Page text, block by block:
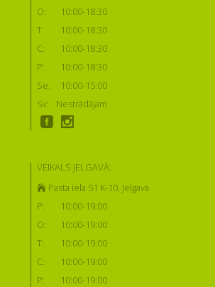
O:
10:00-18:30
T:
10:00-18:30
C:
10:00-18:30
P:
10:00-18:30
Se:
10:00-15:00
Sv:
Nestrādājam
VEIKALS JELGAVĀ:
Pasta iela 51 K-10, Jelgava
P:
10:00-19:00
O:
10:00-19:00
T:
10:00-19:00
C:
10:00-19:00
P:
10:00-19:00